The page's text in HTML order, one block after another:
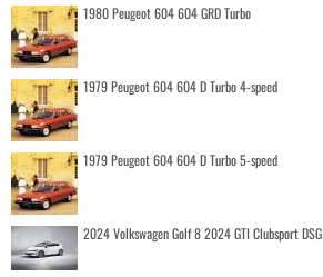
1980 Peugeot 604 604 GRD Turbo
1979 Peugeot 604 604 D Turbo 4-speed
1979 Peugeot 604 604 D Turbo 5-speed
2024 Volkswagen Golf 8 2024 GTI Clubsport DSG